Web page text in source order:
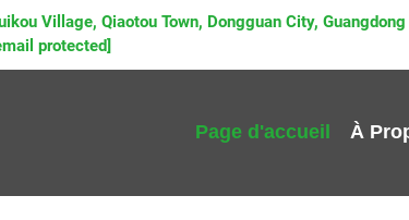
Village, Qiaotou Town, Dongguan City,
protected]
Page d'accueil À